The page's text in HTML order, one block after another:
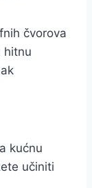
čvorova
hitnu
kućnu
učiniti